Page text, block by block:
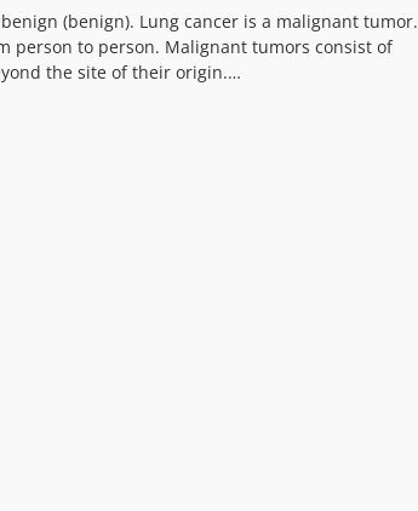
(benign). Lung cancer is a malignant tumor.
person to person. Malignant tumors consist of
the site of their origin.…